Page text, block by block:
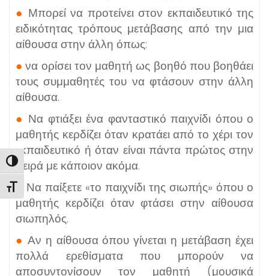
Εναλλαγή Υψηλής Αντίθεσης
Εναλλαγή Μεγέθους Γραμμάτων
● Μπορεί να προτείνει στον εκπαιδευτικό της
ειδικότητας τρόπους μετάβασης από την μια
αίθουσα στην άλλη όπως:
● να ορίσει τον μαθητή ως βοηθό που βοηθάει
τους συμμαθητές του να φτάσουν στην άλλη
αίθουσα.
● Να φτιάξει ένα φανταστικό παιχνίδι όπου ο
μαθητής κερδίζει όταν κρατάει από το χέρι τον
εκπαιδευτικό ή όταν είναι πάντα πρώτος στην
σειρά με κάποιον ακόμα.
● Να παίξετε «το παιχνίδι της σιωπής» όπου ο
μαθητής κερδίζει όταν φτάσει στην αίθουσα
σιωπηλός.
● Αν η αίθουσα όπου γίνεται η μετάβαση έχει
πολλά ερεθίσματα που μπορούν να
αποσυντονίσουν τον μαθητή (μουσικά